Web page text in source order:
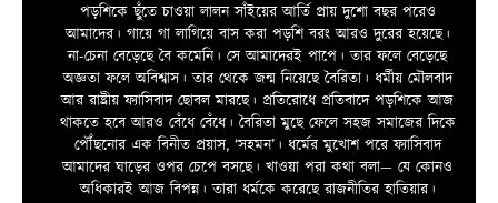
পড়শিকে ছুঁতে চাওয়া লালন সাঁইয়ের আর্তি প্রায় দুশো বছর পরেও
আমাদের। গায়ে গা লাগিয়ে বাস করা পড়শি বরং আরও দুরের হয়েছে।
না-চেনা বেড়েছে বৈ কমেনি। সে আমাদেরই পাপে। তার ফলে বেড়েছে
অজ্ঞতা ফলে অবিশ্বাস। তার থেকে জন্ম নিয়েছে বৈরিতা। ধর্মীয় মৌলবাদ
আর রাষ্ট্রীয় ফ্যাসিবাদ ছোবল মারছে। প্রতিরোধে প্রতিবাদে পড়শিকে আজ
থাকতে হবে আরও বেঁধে বেঁধে। বৈরিতা মুছে ফেলে সহজ সমাজের দিকে
পৌঁছনোর এক বিনীত প্রয়াস, ‘সহমন’। ধর্মের মুখোশ পরে ফ্যাসিবাদ
আমাদের ঘাড়ের ওপর চেপে বসছে। খাওয়া পরা কথা বলা—­­ যে কোনও
অধিকারই আজ বিপন্ন। তারা ধর্মকে করেছে রাজনীতির হাতিয়ার।